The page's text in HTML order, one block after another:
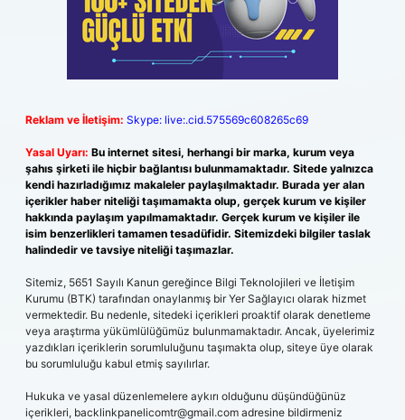
Reklam ve İletişim: Skype: live:.cid.575569c608265c69
Yasal Uyarı: Bu internet sitesi, herhangi bir marka, kurum veya
şahıs şirketi ile hiçbir bağlantısı bulunmamaktadır. Sitede yalnızca
kendi hazırladığımız makaleler paylaşılmaktadır. Burada yer alan
içerikler haber niteliği taşımamakta olup, gerçek kurum ve kişiler
hakkında paylaşım yapılmamaktadır. Gerçek kurum ve kişiler ile
isim benzerlikleri tamamen tesadüfidir. Sitemizdeki bilgiler taslak
halindedir ve tavsiye niteliği taşımazlar.
Sitemiz, 5651 Sayılı Kanun gereğince Bilgi Teknolojileri ve İletişim
Kurumu (BTK) tarafından onaylanmış bir Yer Sağlayıcı olarak hizmet
vermektedir. Bu nedenle, sitedeki içerikleri proaktif olarak denetleme
veya araştırma yükümlülüğümüz bulunmamaktadır. Ancak, üyelerimiz
yazdıkları içeriklerin sorumluluğunu taşımakta olup, siteye üye olarak
bu sorumluluğu kabul etmiş sayılırlar.
Hukuka ve yasal düzenlemelere aykırı olduğunu düşündüğünüz
içerikleri, backlinkpanelicomtr@gmail.com adresine bildirmeniz